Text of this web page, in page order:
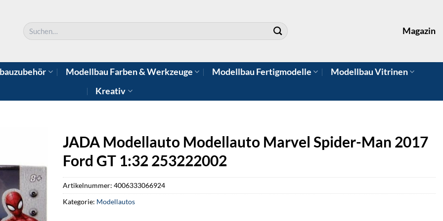
Suchen
nach:
Magazin
Modellbau Farben & Werkzeuge Modellbau Fertigmodelle
Modellbau Vitrinen
Kreativ
JADA Modellauto Modellauto Marvel Spider-Man 2017
Ford GT 1:32 253222002
Artikelnummer: 4006333066924
Kategorie: Modellautos